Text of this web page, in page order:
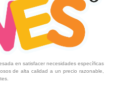
en satisfacer necesidades específicas
de alta calidad a un precio razonable,